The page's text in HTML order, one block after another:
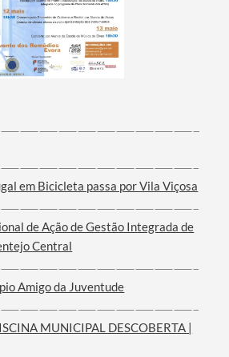
em Bicicleta passa por Vila Viçosa
de Ação de Gestão Integrada de
Central
Amigo da Juventude
MUNICIPAL DESCOBERTA |